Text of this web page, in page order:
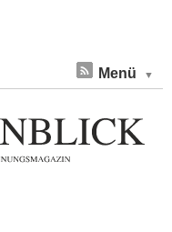
Menü